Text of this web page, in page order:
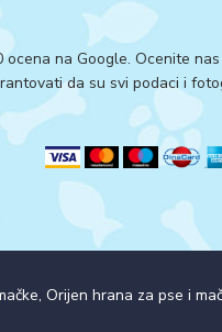
ocena na Google. Ocenite
da su svi podaci i
Orijen hrana za pse i